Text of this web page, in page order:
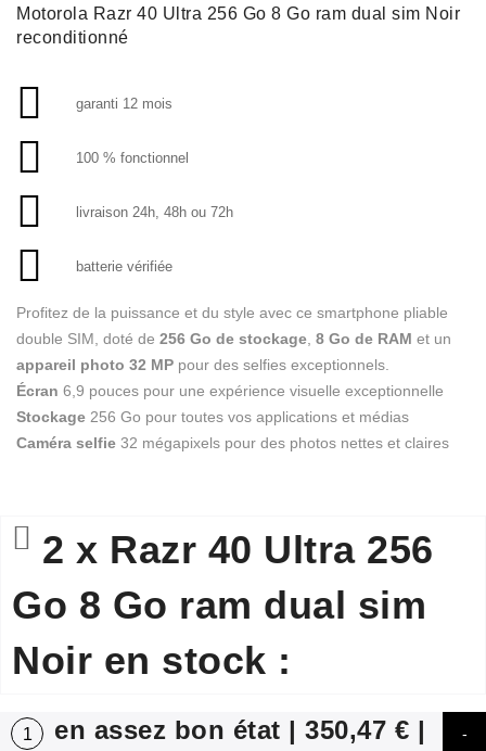
Motorola Razr 40 Ultra 256 Go 8 Go ram dual sim Noir
reconditionné
garanti 12 mois
100 % fonctionnel
livraison 24h, 48h ou 72h
batterie vérifiée
Profitez de la puissance et du style avec ce smartphone pliable
double SIM, doté de 256 Go de stockage 8 Go de RAM et un
appareil photo 32 MP pour des selfies exceptionnels.
Écran 6,9 pouces pour une expérience visuelle exceptionnelle
Stockage 256 Go pour toutes vos applications et médias
Caméra selfie 32 mégapixels pour des photos nettes et claires
2 x Razr 40 Ultra 256
Go 8 Go ram dual sim
Noir en stock :
1
en assez bon état | 350,47 € |